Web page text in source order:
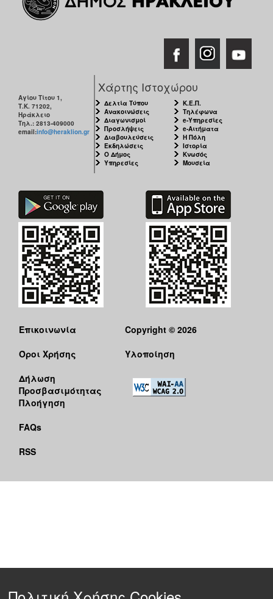
Αγίου Τίτου 1,
Τ.Κ. 71202,
Ηράκλειο
Τηλ.: 2813-409000
email:info@heraklion.gr
Χάρτης Ιστοχώρου
Δελτία Τύπου
Ανακοινώσεις
Διαγωνισμοί
Προσλήψεις
Διαβουλεύσεις
Εκδηλώσεις
Ο Δήμος
Υπηρεσίες
Κ.Ε.Π.
Τηλέφωνα
e-Υπηρεσίες
e-Αιτήματα
Η Πόλη
Ιστορία
Κνωσός
Μουσεία
Επικοινωνία
Όροι Χρήσης
Δήλωση
Προσβασιμότητας
Πλοήγηση
FAQs
RSS
Copyright © 2026
Υλοποίηση